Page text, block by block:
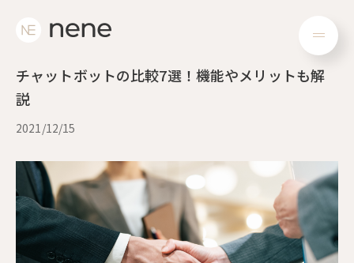
メ
ニ
ュ
チャットボットの比較7選！機能やメリットも解
説
2021/12/15